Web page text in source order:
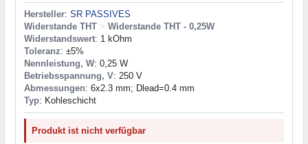
Hersteller: SR PASSIVES
Widerstande THT > Widerstande THT - 0,25W
Widerstandswert: 1 kOhm
Toleranz: ±5%
Nennleistung, W: 0,25 W
Betriebsspannung, V: 250 V
Abmessungen: 6x2.3 mm; Dlead=0.4 mm
Typ: Kohleschicht
Produkt ist nicht verfügbar